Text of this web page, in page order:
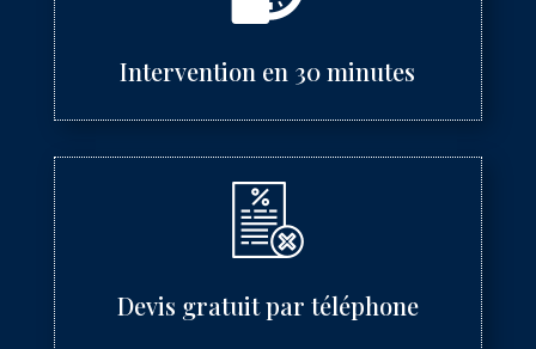
Intervention en 30 minutes
Devis gratuit par téléphone